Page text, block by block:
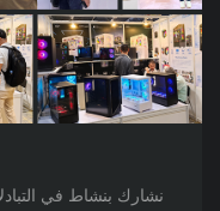
نشارك بنشاط في